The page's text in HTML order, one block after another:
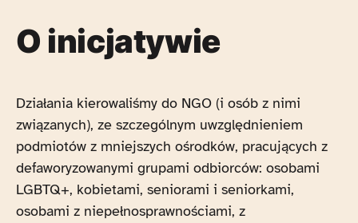
O inicjatywie
Działania kierowaliśmy do NGO (i osób z nimi
związanych), ze szczególnym uwzględnieniem
podmiotów z mniejszych ośrodków, pracujących z
defaworyzowanymi grupami odbiorców: osobami
LGBTQ+, kobietami, seniorami i seniorkami,
osobami z niepełnosprawnościami, z